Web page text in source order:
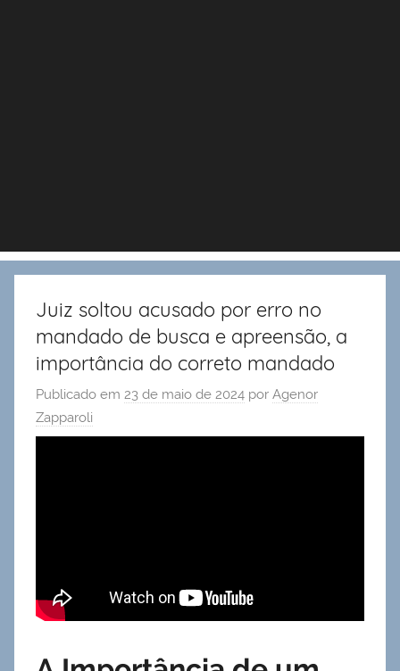
Juiz soltou acusado por erro no
mandado de busca e apreensão, a
importância do correto mandado
Publicado em 23 de maio de 2024 por Agenor
Zapparoli